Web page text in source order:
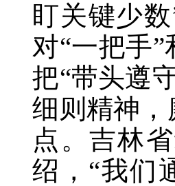
盯关键少
对“一把手
把“带头遵
细则精神
点。吉林
绍，“我们